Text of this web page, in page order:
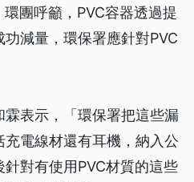
團呼籲，PVC容器透過提
減量，環保署應針對PVC
表示，「環保署把這些漏
電線材還有耳機，納入公
對有使用PVC材質的這些